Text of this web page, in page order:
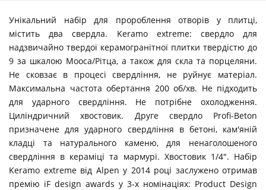
Унікальний набір для пророблення отворів у плитці,
містить два свердла. Keramo extreme: свердло для
надзвичайно твердої керамогранітної плитки твердістю до
9 за шкалою Мооса/Рітца, а також для скла та порцеляни.
Не сковзає в процесі свердління, не руйнує матеріал.
Максимальна частота обертання 200 об/хв. Не підходить
для ударного свердління. Не потрібне охолодження.
Циліндричний хвостовик. Друге свердло Profi-Beton
призначене для ударного свердління в бетоні, кам'яній
кладці та натурального каменю, для ненаголошеного
свердління в кераміці та мармурі. Хвостовик 1/4". Набір
Keramo extreme від Alpen у 2014 році заслужено отримав
премію iF design awards у 3-х номінаціях: Product Design